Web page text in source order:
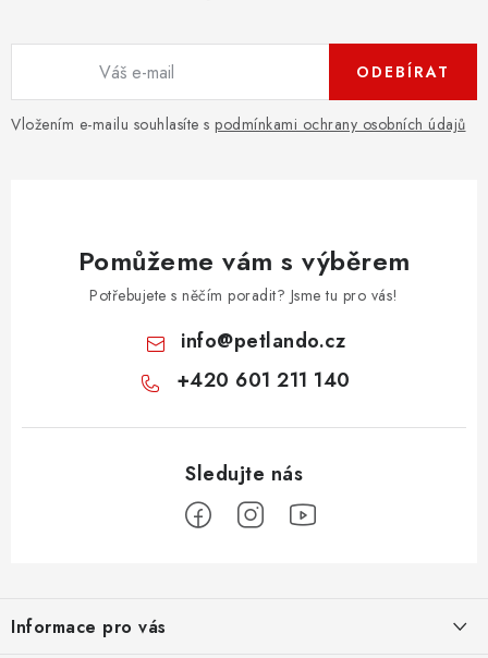
Vložením e-mailu souhlasíte s podmínkami ochrany osobních údajů
ODEBÍRAT
Pomůžeme vám s výběrem
Potřebujete s něčím poradit? Jsme tu pro vás!
info@petlando.cz
+420 601 211 140
pInformace pro vás